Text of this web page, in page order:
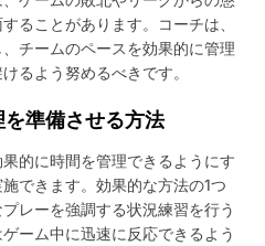
ることがあります。コーチは、
チームのペースを効果的に管理
るよう努めるべきです。
準備させる方法
的に時間を管理できるようにす
できます。効果的な方法の1つ
レーを強調する状況練習を行う
ーム中に迅速に反応できるよう